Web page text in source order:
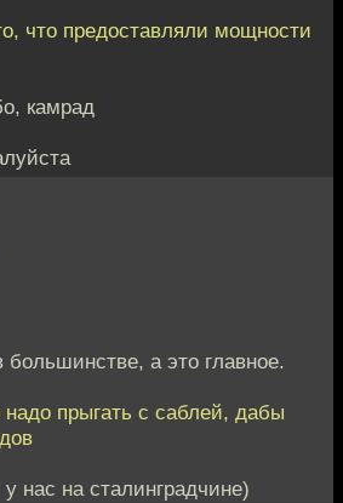
что предоставляли мощности
камрад
а это главное.
прыгать с саблей, дабы
у нас на сталинградчине)